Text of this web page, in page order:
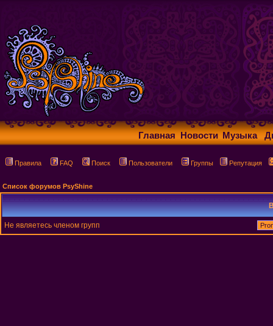
Главная Новости Музыка
Правила FAQ Поиск Пользователи Группы Репутация
Список форумов PsyShine
Не являетесь членом групп